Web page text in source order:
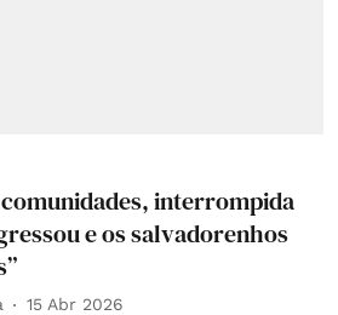
interrompida
e os salvadorenhos
15 Abr 2026